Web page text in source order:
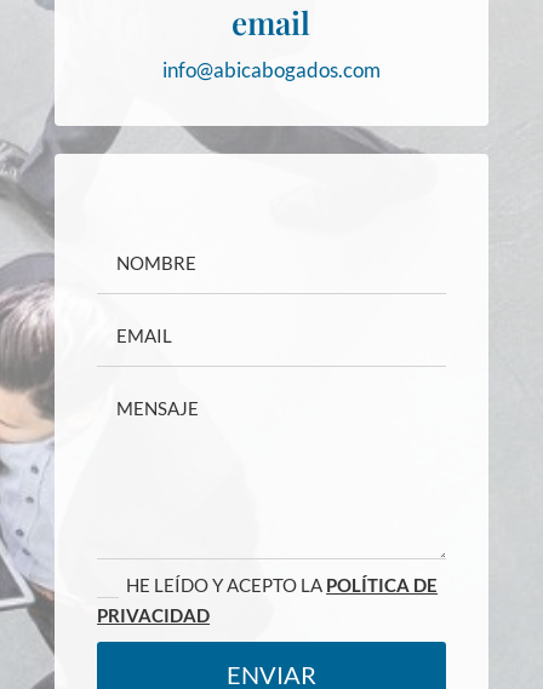
email
info@abicabogados.com
HE LEÍDO Y ACEPTO LA POLÍTICA DE
PRIVACIDAD
ENVIAR